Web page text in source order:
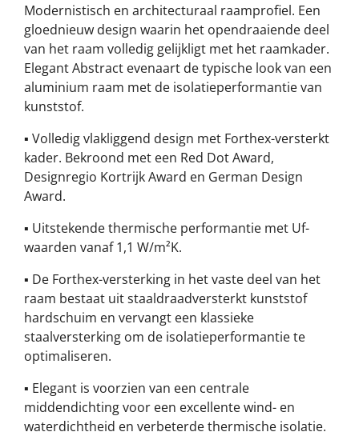
Modernistisch en architecturaal raamprofiel. Een
gloednieuw design waarin het opendraaiende deel
van het raam volledig gelijkligt met het raamkader.
Elegant Abstract evenaart de typische look van een
aluminium raam met de isolatieperformantie van
kunststof.
▪ Volledig vlakliggend design met Forthex-versterkt
kader. Bekroond met een Red Dot Award,
Designregio Kortrijk Award en German Design
Award.
▪ Uitstekende thermische performantie met Uf-
waarden vanaf 1,1 W/m²K.
▪ De Forthex-versterking in het vaste deel van het
raam bestaat uit staaldraadversterkt kunststof
hardschuim en vervangt een klassieke
staalversterking om de isolatieperformantie te
optimaliseren.
▪ Elegant is voorzien van een centrale
middendichting voor een excellente wind- en
waterdichtheid en verbeterde thermische isolatie.